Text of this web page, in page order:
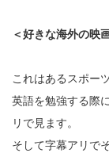
＜好きな海外の映
これはあるスポー
英語を勉強する際
リで見ます。
そして字幕アリで